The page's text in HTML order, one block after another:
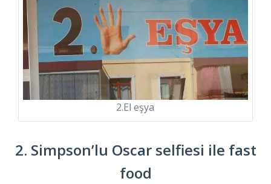
2.El eşya
2. Simpson’lu Oscar selfiesi ile fast
food